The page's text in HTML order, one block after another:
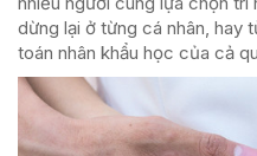
dừng lại ở từng cá nhân, hay
toán nhân khẩu học của cả